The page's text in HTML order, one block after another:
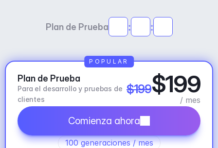
Plan de Prueba : :
Plan de Prueba
Para el desarrollo y pruebas de
clientes
$199$199
/ mes
Comienza ahora
100 generaciones / mes
POPULAR